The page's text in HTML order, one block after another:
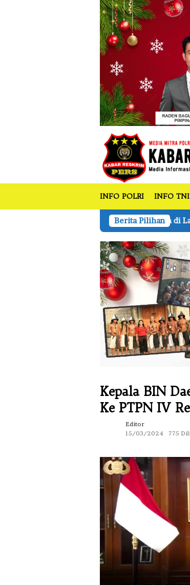
INFO POLRI INFO TNI
Berita Pilihan
Pipil 1,5 Ha di Lahan PT CDSL Dukung
Kepala BIN
Ke PTPN IV
Editor
15/03/2024
775